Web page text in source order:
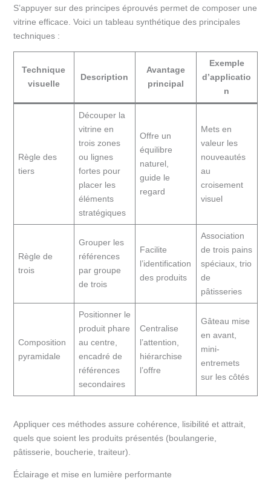
S’appuyer sur des principes éprouvés permet de composer une
vitrine efficace. Voici un tableau synthétique des principales
techniques :
Technique
visuelle
Description
Avantage
principal
Exemple
d’applicatio
n
Règle des
tiers
Découper la
vitrine en
trois zones
ou lignes
fortes pour
placer les
éléments
stratégiques
Offre un
équilibre
naturel,
guide le
regard
Mets en
valeur les
nouveautés
au
croisement
visuel
Règle de
trois
Grouper les
références
par groupe
de trois
Facilite
l’identification
des produits
Association
de trois pains
spéciaux, trio
de
pâtisseries
Composition
pyramidale
Positionner le
produit phare
au centre,
encadré de
références
secondaires
Centralise
l’attention,
hiérarchise
l’offre
Gâteau mise
en avant,
mini-
entremets
sur les côtés
Appliquer ces méthodes assure cohérence, lisibilité et attrait,
quels que soient les produits présentés (boulangerie,
pâtisserie, boucherie, traiteur).
Éclairage et mise en lumière performante